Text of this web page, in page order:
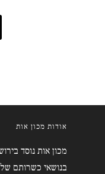
אודות מכון אות
מכון אות נוסד
בנושאי כשרותם של